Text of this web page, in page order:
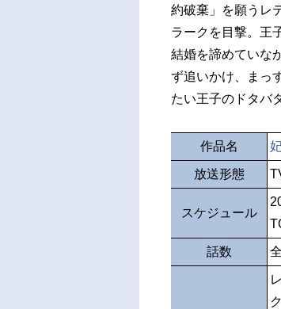
約破棄」を願うレ
ラークを目撃。王
結婚を諦めていな
ず追いかけ、まっ
たい王子のドタバ
作品名
放送形態
スケジュール
話数